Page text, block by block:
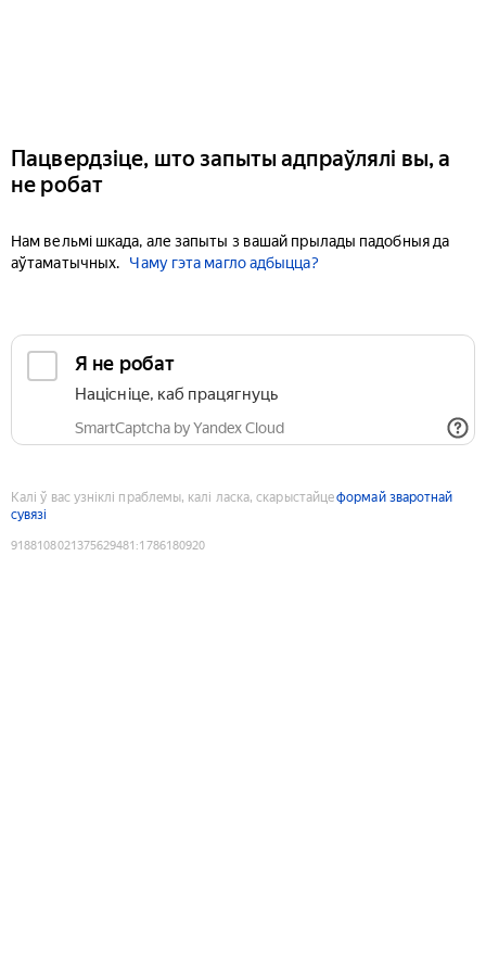
Пацвердзіце, што запыты адпраўлялі вы, а
не робат
Нам вельмі шкада, але запыты з вашай прылады падобныя да
аўтаматычных.
Чаму гэта магло адбыцца?
Я не робат
Націсніце, каб працягнуць
SmartCaptcha by Yandex Cloud
Калі ў вас узніклі праблемы, калі ласка, скарыстайцеформай зваротнай
сувязі
9188108021375629481 :1786180920